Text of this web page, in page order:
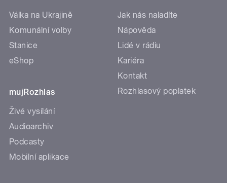
Válka na Ukrajině
Komunální volby
Stanice
eShop
mujRozhlas
Živé vysílání
Audioarchiv
Podcasty
Mobilní aplikace
Jak nás naladíte
Nápověda
Lidé v rádiu
Kariéra
Kontakt
Rozhlasový poplatek